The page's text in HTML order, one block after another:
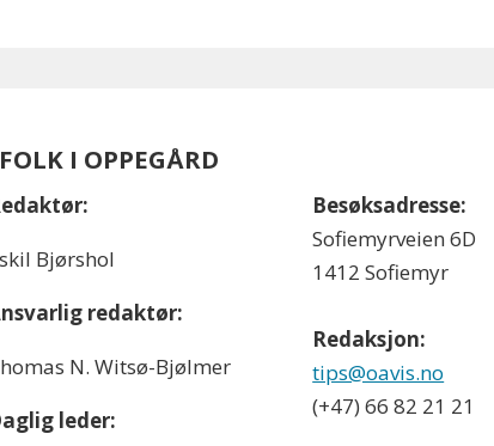
I OPPEGÅRD
Bjørshol
redaktør:
N. Witsø-Bjølmer
leder:
Besøksadresse:
Sofiemyrveien 6D
1412 Sofiemyr
Redaksjon:
tips@oavis.no
(+47) 66 82 21 21